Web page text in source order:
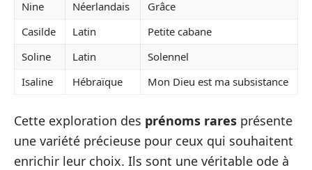
Nine
Néerlandais
Grâce
Casilde
Latin
Petite cabane
Soline
Latin
Solennel
Isaline
Hébraïque Mon Dieu est ma subsistance
Cette exploration des prénoms rares présente
une variété précieuse pour ceux qui souhaitent
enrichir leur choix. Ils sont une véritable ode à